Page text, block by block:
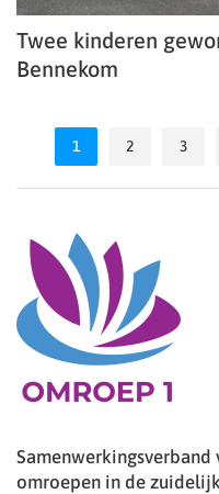
Twee kinderen
Bennekom
1 2 3
omroepen in de